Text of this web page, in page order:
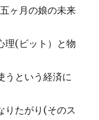
ヶ月の娘の未来
理(ビット）と物
うという経済に
りたがり(そのス